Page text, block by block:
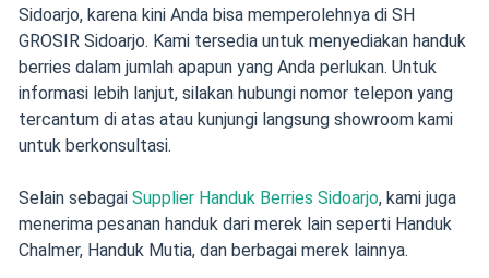
Sidoarjo, karena kini Anda bisa memperolehnya di SH
GROSIR Sidoarjo. Kami tersedia untuk menyediakan handuk
berries dalam jumlah apapun yang Anda perlukan. Untuk
informasi lebih lanjut, silakan hubungi nomor telepon yang
tercantum di atas atau kunjungi langsung showroom kami
untuk berkonsultasi.
Selain sebagai Supplier Handuk Berries Sidoarjo, kami juga
menerima pesanan handuk dari merek lain seperti Handuk
Chalmer, Handuk Mutia, dan berbagai merek lainnya.